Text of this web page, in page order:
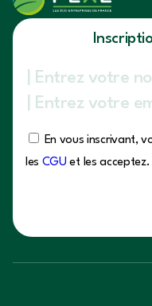
En vous inscrivant,
les CGU et les acceptez.